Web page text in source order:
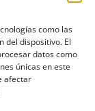
como las
del dispositivo. El
datos como
únicas en este
afectar
|